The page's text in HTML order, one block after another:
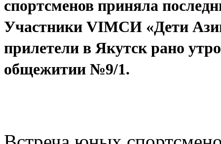
спортсменов приняла
Участники VIМСИ «Дети
прилетели в Якутск рано
общежитии №9/1.